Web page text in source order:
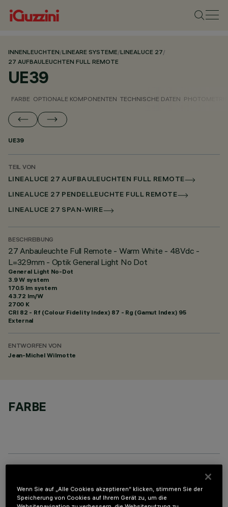
INNENLEUCHTEN/LINEARE SYSTEME/LINEALUCE 27/
27 AUFBAULEUCHTEN FULL REMOTE
UE39
FARBE OPTIONALE KOMPONENTEN TECHNISCHE DATEN
UE39
TEIL VON
LINEALUCE 27 AUFBAULEUCHTEN FULL REMOTE
LINEALUCE 27 PENDELLEUCHTE FULL REMOTE
LINEALUCE 27 SPAN-WIRE
BESCHREIBUNG
27 Anbauleuchte Full Remote - Warm White - 48Vdc -
L=329mm - Optik General Light No Dot
General Light No-Dot
3.9 W system
170.5 lm system
43.72 lm/W
2700 K
CRI 82 - Rf (Colour Fidelity Index) 87 - Rg (Gamut Index) 95
External
ENTWORFEN VON
Jean-Michel Wilmotte
FARBE
Wenn Sie auf „Alle Cookies akzeptieren“ klicken, stimmen Sie der
Speicherung von Cookies auf Ihrem Gerät zu, um die